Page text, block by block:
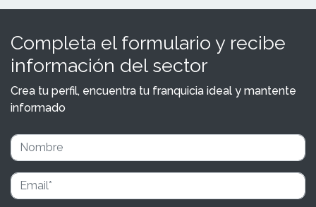
Completa el formulario y recibe
información del sector
Crea tu perfil, encuentra tu franquicia ideal y mantente
informado